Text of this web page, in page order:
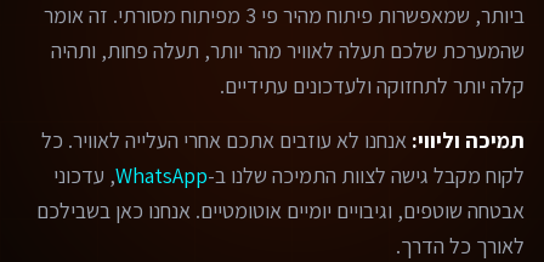
ביותר, שמאפשרות פיתוח מהיר פי 3 מפיתוח מסורתי. זה אומר
שהמערכת שלכם תעלה לאוויר מהר יותר, תעלה פחות, ותהיה
קלה יותר לתחזוקה ולעדכונים עתידיים.
תמיכה וליווי: אנחנו לא עוזבים אתכם אחרי העלייה לאוויר. כל
לקוח מקבל גישה לצוות התמיכה שלנו ב-WhatsApp, עדכוני
אבטחה שוטפים, וגיבויים יומיים אוטומטיים. אנחנו כאן בשבילכם
לאורך כל הדרך.